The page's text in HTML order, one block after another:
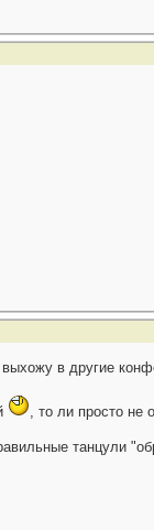
в другие
, то ли просто не
танцули